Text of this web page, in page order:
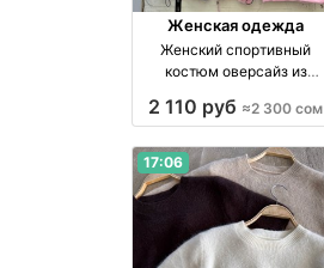
Женская одежда
Женский спортивный
костюм оверсайз из
оптом производство Китай
2 110 руб ≈2 300 сом
17:06